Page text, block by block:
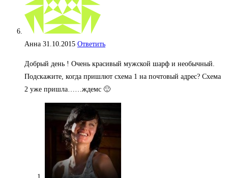
Анна 31.10.2015 Ответить
Добрый день ! Очень красивый мужской шарф и необычный.
Подскажите, когда пришлют схема 1 на почтовый адрес? Схема
2 уже пришла……ждемс 🙂